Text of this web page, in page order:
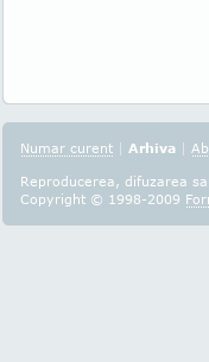
Numar curent | Arhiva |
Reproducerea, difuzarea
Copyright © 1998-2009